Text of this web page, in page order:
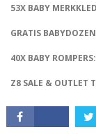
53X BABY
GRATIS
40X BABY
Z8 SALE & OUTLET
TUMBLE ‘N DRY